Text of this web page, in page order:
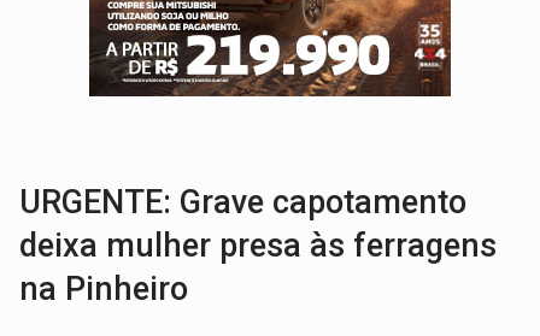
TRIBUNAL DO CRIME:Homem é espancado por facção criminosa
VÍDEO:Perseguição é registrada no shopping após colombiana furtar
URGENTE: Grave capotamento
deixa mulher presa às ferragens
na Pinheiro